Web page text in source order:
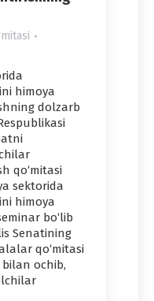
himoya
dolzarb
qo‘mitasi
sektorida
himoya
bo‘lib
Senatining
qo‘mitasi
bilan ochib,